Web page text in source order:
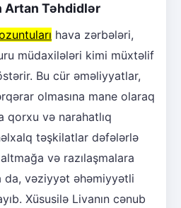
Artan Təhdidlər
hava zərbələri,
müdaxilələri kimi müxtəlif
Bu cür əməliyyatlar,
olmasına mane olaraq
qorxu və narahatlıq
təşkilatlar dəfələrlə
və razılaşmalara
da, vəziyyət əhəmiyyətli
Xüsusilə Livanın cənub